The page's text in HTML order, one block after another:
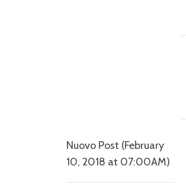
Nuovo Post (February
10, 2018 at 07:00AM)